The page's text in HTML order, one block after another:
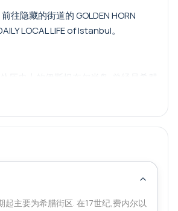
往隐藏的街道的 GOLDEN HORN
LOCAL LIFE of Istanbul。
历史上的伊斯坦布尔半岛. 曾经是希腊
太人的社会和文化生活的焦点,费纳和
着大多数穆斯林人口,他们从其他城市
起主要为希腊街区. 在17世纪,费内尔以